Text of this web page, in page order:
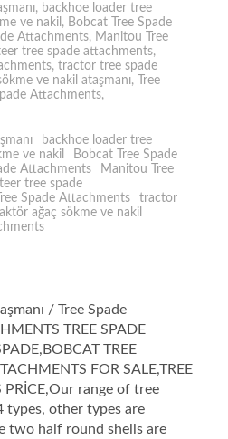
, backhoe loader tree
ve nakil , Bobcat Tree Spade
Attachments, Manitou Tree
tree spade attachments,
, tractor tree spade
ve nakil ataşmanı,
Tree
Attachments,
backhoe loader tree
ve nakil
Bobcat Tree Spade
Attachments
Manitou Tree
tree spade
Spade Attachments
tractor
ağaç sökme ve nakil
/ Tree Spade
TREE SPADE
TREE
FOR SALE,TREE
PRİCE,Our range of tree
types, other types are
two half round shells are